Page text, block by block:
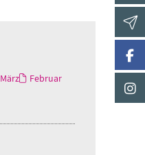
März
Februar